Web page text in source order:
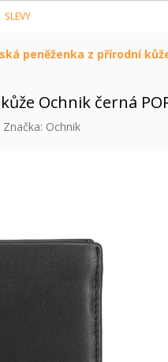
SLEVY
peněženka z přírodní
Ochnik černá
Značka: Ochnik